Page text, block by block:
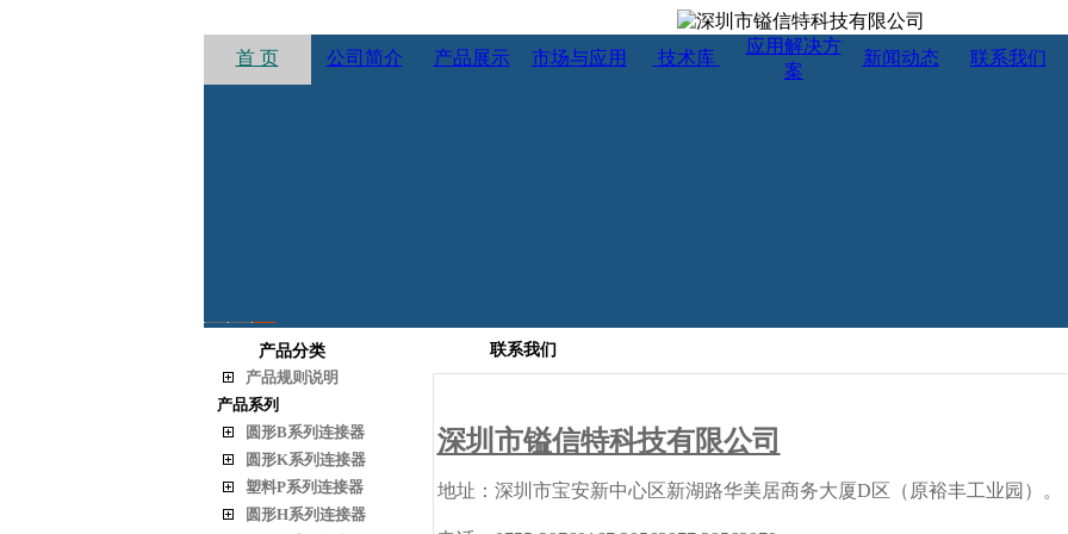
首 页 公司简介 产品展示 市场与应用 技术库
应用解决方
案
新闻动态 联系我们
1 2 3
产品分类
产品规则说明
产品系列
圆形B系列连接器
圆形K系列连接器
塑料P系列连接器
圆形H系列连接器
联系我们
深圳市镒信特科技有限公司
地址：深圳市宝安新中心区新湖路华美居商务大厦D区（原裕丰工业园）。